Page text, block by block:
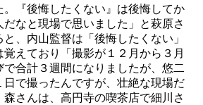
。『後悔したくない』は後悔してか
なと現場で思いました」と萩原さ
、内山監督は「後悔したくない」
えており「撮影が１２月から３月
で合計３週間になりましたが、悠二
日で撮ったんですが、壮絶な現場だ
森さんは、高円寺の喫茶店で細川さ